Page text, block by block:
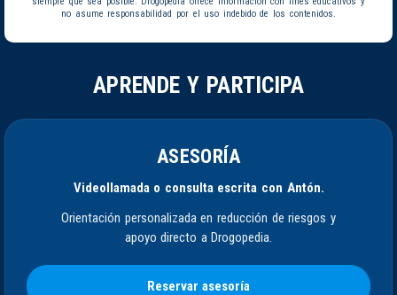
no asume responsabilidad por el uso indebido de los contenidos.
APRENDE Y PARTICIPA
ASESORÍA
Videollamada o consulta escrita con Antón.
Orientación personalizada en reducción de riesgos y
apoyo directo a Drogopedia.
Reservar asesoría